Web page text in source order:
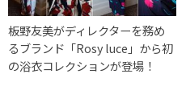
板野友美がディレクターを務め
るブランド「Rosy luce」から初
の浴衣コレクションが登場！